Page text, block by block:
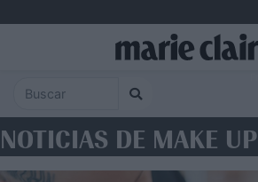
NOTICIAS DE MAKE UP